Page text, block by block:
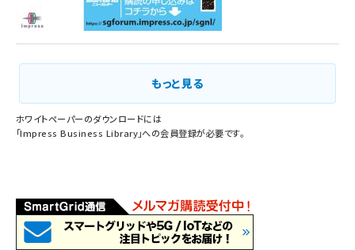
もっと見る
ホワイトペーパーのダウンロードには
「Impress Business Library」への会員登録が必要です。